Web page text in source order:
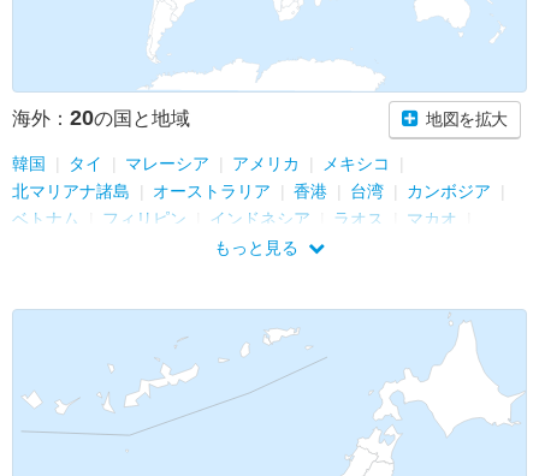
海外： 20の国と地域 地図を拡大
韓国 タイ マレーシア アメリカ
メキシコ
北マリアナ諸島
オーストラリア 香港 台湾
カンボジア
ベトナム
フィリピン インドネシア ラオス
マカオ
ペルー シンガポール
もっと見る